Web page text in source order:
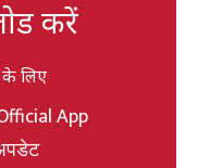
करें
के लिए
App